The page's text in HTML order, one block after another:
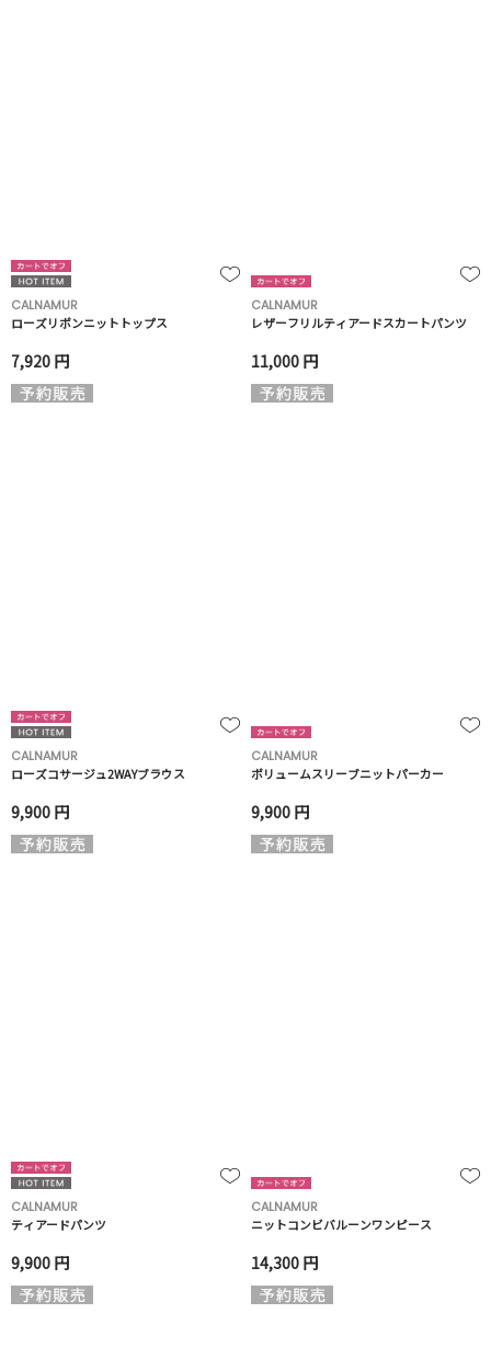
CALNAMUR
ローズリボンニットトップス
7,920 円
CALNAMUR
レザーフリルティアードスカートパンツ
11,000 円
CALNAMUR
ローズコサージュ2WAYブラウス
9,900 円
CALNAMUR
ボリュームスリーブニットパーカー
9,900 円
CALNAMUR
ティアードパンツ
9,900 円
CALNAMUR
ニットコンビバルーンワンピース
14,300 円